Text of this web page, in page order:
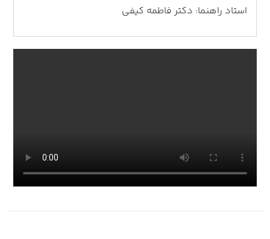
استاد راهنما: دکتر فاطمه کیفی